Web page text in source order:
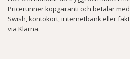
Pricerunner köpgaranti och betalar med
Swish, kontokort, internetbank eller
via Klarna.